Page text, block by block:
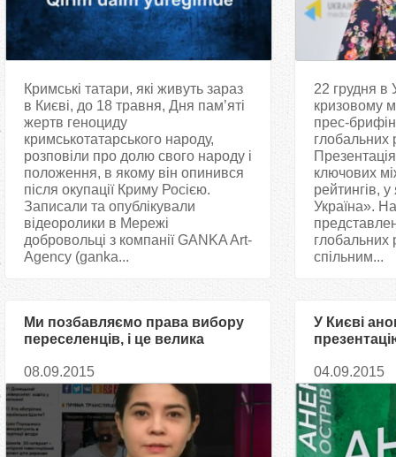
Кримські татари, які живуть зараз
в Києві, до 18 травня, Дня пам’яті
жертв геноциду
кримськотатарського народу,
розповіли про долю свого народу і
положення, в якому він опинився
після окупації Криму Росією.
Записали та опублікували
відеоролики в Мережі
добровольці з компанії GANKA Art-
Agency (ganka...
22 грудня в
кризовому
прес-
глобальних
ключових
рейтингів,
Україна».
глобальних
спільним...
Ми позбавляємо права вибору
переселенців, і це велика
«Української правди»
08.09.2015
У Києві
04.09.2015